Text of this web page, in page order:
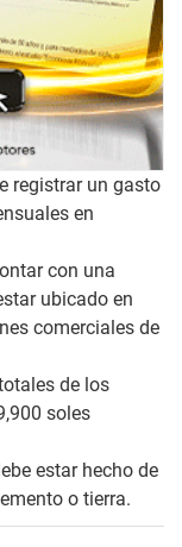
registrar un gasto
en
con una
ubicado en
comerciales de
de los
soles
estar hecho de
o tierra.